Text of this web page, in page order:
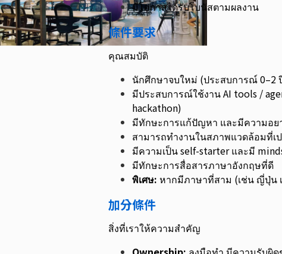
มีโอกาสได้รับโบนัสตามผลงาน
條件要求
คุณสมบัติ
นักศึกษาจบใหม่ (ประสบการณ์ 0–2
มีประสบการณ์ใช้งาน AI tools /
hackathon)
มีทักษะการแก้ปัญหา และมีความอย
สามารถทำงานในสภาพแวดล้อมที่เ
มีความเป็น self-starter และมี
มีทักษะการสื่อสารภาษาอังกฤษที่ดี
พิเศษ: หากมีภาษาที่สาม (เช่น ญี่ปุ่น
加分條件
สิ่งที่เราให้ความสำคัญ